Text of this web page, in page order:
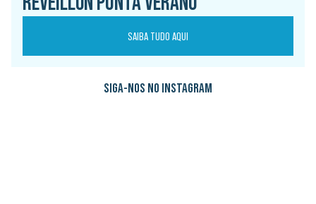
SAIBA TUDO AQUI
SIGA-NOS NO INSTAGRAM